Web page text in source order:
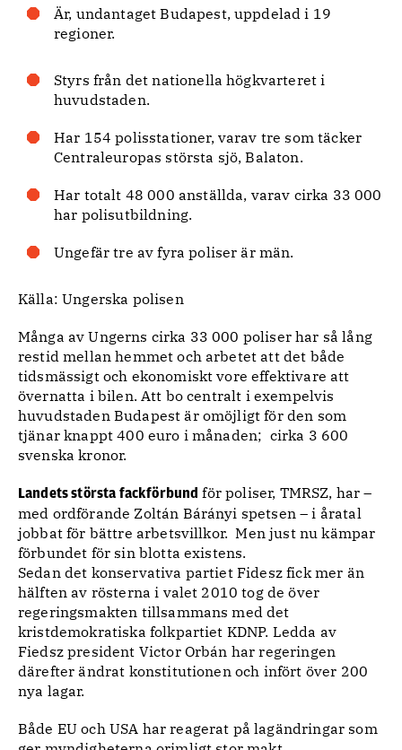
Är, undantaget Budapest, uppdelad i 19
regioner.
Styrs från det nationella högkvarteret i
huvudstaden.
Har 154 polisstationer, varav tre som täcker
Centraleuropas största sjö, Balaton.
Har totalt 48 000 anställda, varav cirka 33 000
har polisutbildning.
Ungefär tre av fyra poliser är män.
Källa: Ungerska polisen
Många av Ungerns cirka 33 000 poliser har så lång
restid mellan hemmet och arbetet att det både
tidsmässigt och ekonomiskt vore effektivare att
övernatta i bilen. Att bo centralt i exempelvis
huvudstaden Budapest är omöjligt för den som
tjänar knappt 400 euro i månaden; cirka 3 600
svenska kronor.
Landets största fackförbund för poliser, TMRSZ, har –
med ordförande Zoltán Bárányi spetsen – i åratal
jobbat för bättre arbetsvillkor. Men just nu kämpar
förbundet för sin blotta existens.
Sedan det konservativa partiet Fidesz fick mer än
hälften av rösterna i valet 2010 tog de över
regeringsmakten tillsammans med det
kristdemokratiska folkpartiet KDNP. Ledda av
Fiedsz president Victor Orbán har regeringen
därefter ändrat konstitutionen och infört över 200
nya lagar.
Både EU och USA har reagerat på lagändringar som